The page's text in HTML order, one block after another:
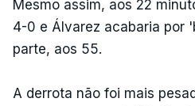
Mesmo assim, aos 22
4-0 e Álvarez acabaria por
parte, aos 55.
A derrota não foi mais